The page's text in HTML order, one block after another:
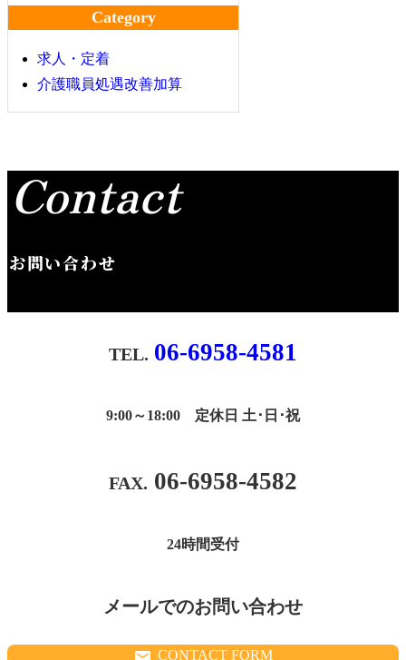
Category
求人・定着
介護職員処遇改善加算
Contact
お問い合わせ
06-6958-4581
9:00～18:00 定休日 土･日･祝
06-6958-4582
24時間受付
メールでのお問い合わせ
CONTACT FORM